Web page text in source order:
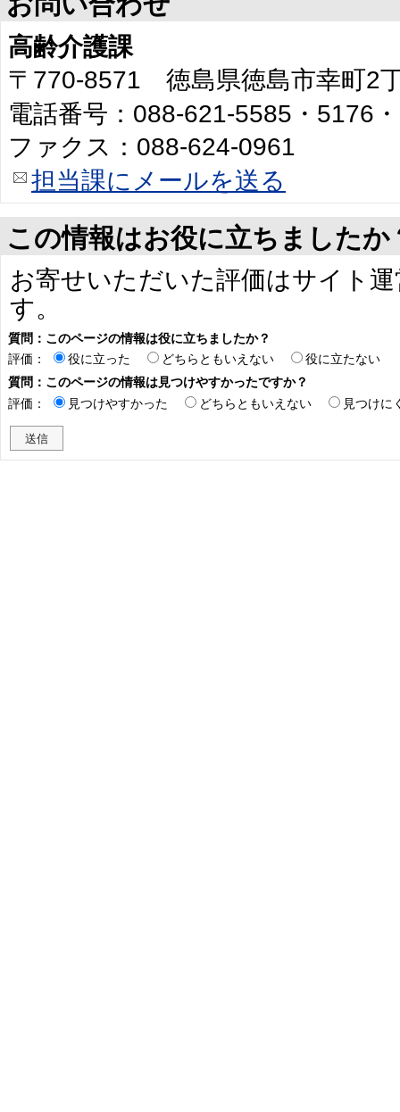
高齢介護課
〒770-8571 徳島県徳島市幸町2
電話番号：088-621-5585・5176
ファクス：088-624-0961
担当課にメールを送る
この情報はお役に立ちましたか
お寄せいただいた評価はサイト
す。
質問：このページの情報は役に立ちましたか？
評価：
役に立った どちらともいえない
役に立たない
質問：このページの情報は見つけやすかったですか？
評価：
見つけやすかった どちらともいえない 見つけに